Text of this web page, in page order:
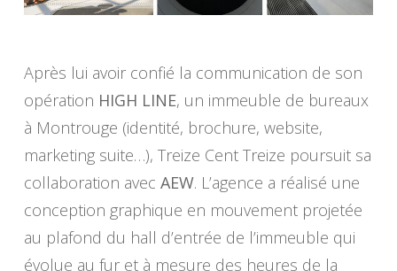
Après lui avoir confié la communication de son
opération HIGH LINE, un immeuble de bureaux
à Montrouge (identité, brochure, website,
marketing suite…), Treize Cent Treize poursuit sa
collaboration avec AEW. L’agence a réalisé une
conception graphique en mouvement projetée
au plafond du hall d’entrée de l’immeuble qui
évolue au fur et à mesure des heures de la